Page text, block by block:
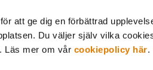
att ge dig en förbättrad
Du väljer själv vilka
Läs mer om vår cookiepolicy här.